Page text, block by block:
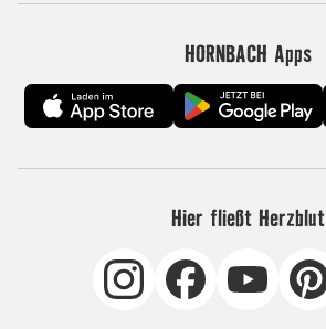
HORNBACH Apps
Hier fließt Herzblut